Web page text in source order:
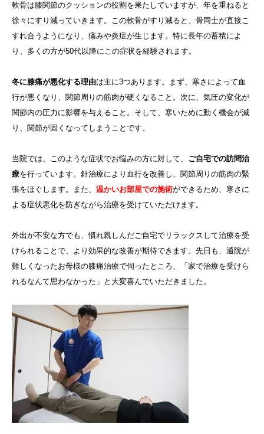
軟骨は膝関節のクッションの役割を果たしていますが、年を重ねると
徐々にすり減っていきます。この軟骨がすり減ると、骨同士が直接こ
すれ合うようになり、痛みや炎症が生じます。特に長年の蓄積によ
り、多くの方が50代以降にこの症状を経験されます。
冬に膝痛が悪化する理由は主に3つあります。まず、寒さによって血
行が悪くなり、関節周りの筋肉が硬くなること。次に、気圧の変化が
関節内の圧力に影響を与えること。そして、寒いために動く機会が減
り、関節が固くなってしまうことです。
当院では、このような症状でお悩みの方に対して、 ご自宅での訪問治
療を行っています。針治療により血行を改善し、関節周りの筋肉の緊
張をほぐします。また、 温かいお部屋での施術ができるため、寒さに
よる症状悪化を防ぎながら治療を受けていただけます。
外出が不安な方でも、慣れ親しんだご自宅でリラックスして治療を受
けられることで、より効果的な改善が期待できます。先日も、通院が
難しくなったお母様の膝痛治療で伺ったところ、「家で治療を受けら
れるなんて思わなかった」と大変喜んでいただきました。